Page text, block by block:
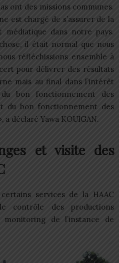
ont des missions communes.
est chargé de s’assurer de la
médiatique dans notre pays.
il était normal que nous
réfléchissions ensemble à
pour délivrer des résultats
mais au final dans l’intérêt
bon fonctionnement des
du bon fonctionnement des
déclaré Yawa KOUIGAN.
et visite des
services de la HAAC
contrôle des productions
monitoring de l’instance de